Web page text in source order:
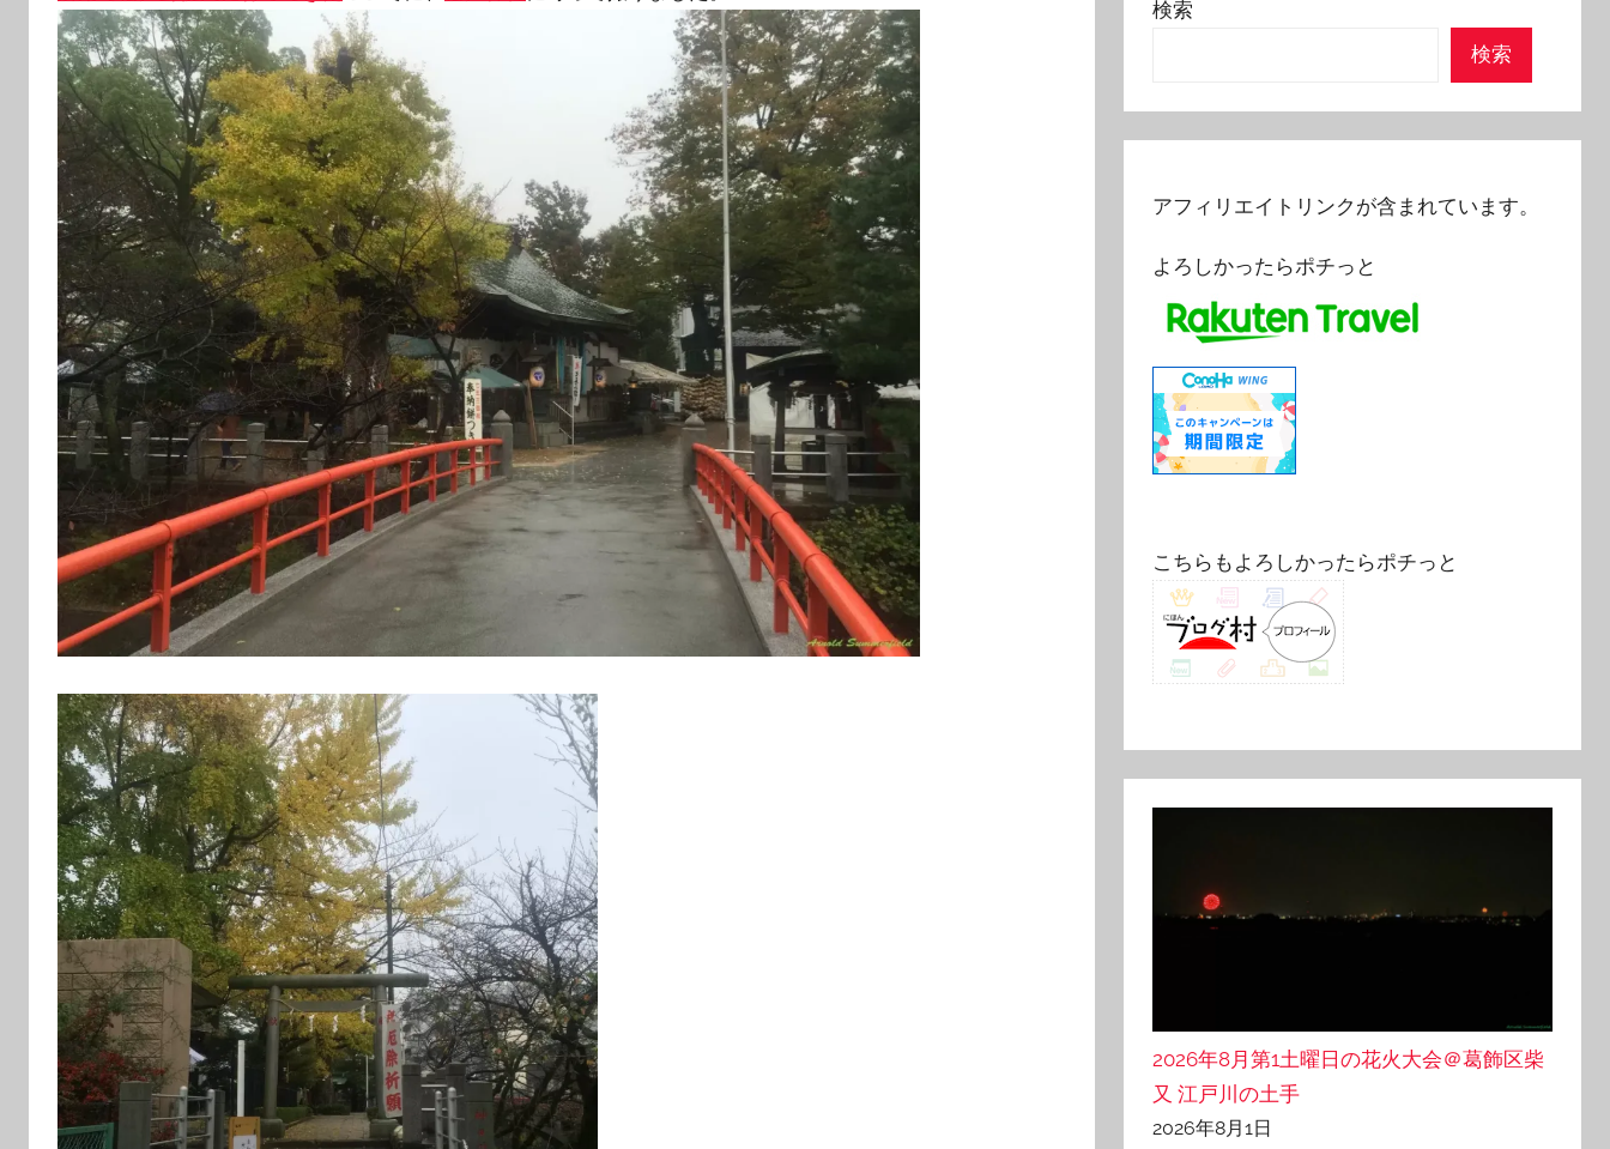
検索
検索
アフィリエイトリンクが含まれています。
よろしかったらポチっと
こちらもよろしかったらポチっと
2026年8月第1土曜日の花火大会＠葛飾区柴
又 江戸川の土手
2026年8月1日